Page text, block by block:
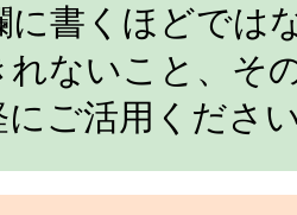
に書くほどでは
れないこと、そ
にご活用くださ